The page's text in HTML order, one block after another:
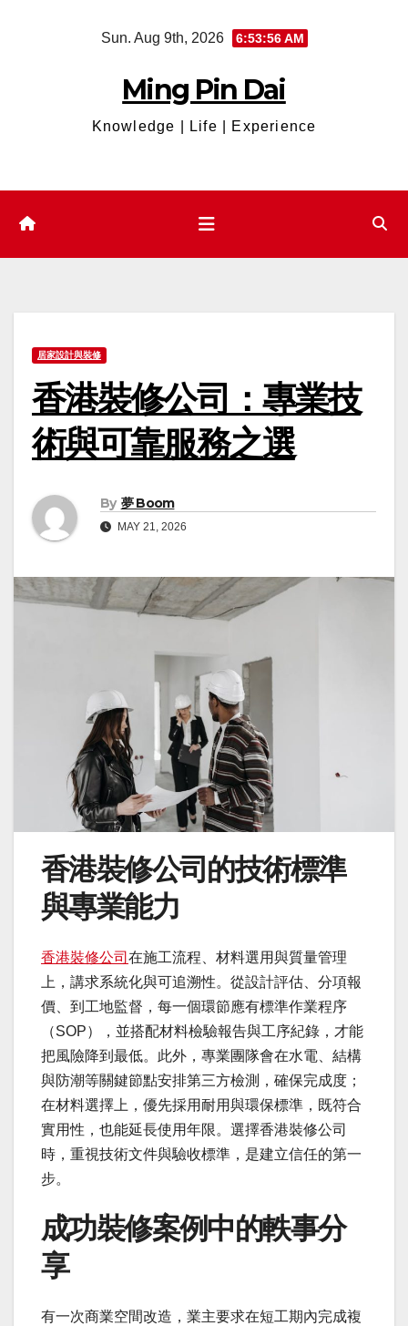
Sun. Aug 9th, 2026 6:53:57 AM
Ming Pin Dai
Knowledge | Life | Experience
居家設計與裝修
香港裝修公司：專業技
術與可靠服務之選
By 夢 Boom
MAY 21, 2026
香港裝修公司的技術標準
與專業能力
香港裝修公司 在施工流程、材料選用與質量管理
上，講求系統化與可追溯性。從設計評估、分項報
價、到工地監督，每一個環節應有標準作業程序
（SOP），並搭配材料檢驗報告與工序紀錄，才能
把風險降到最低。此外，專業團隊會在水電、結構
與防潮等關鍵節點安排第三方檢測，確保完成度；
在材料選擇上，優先採用耐用與環保標準，既符合
實用性，也能延長使用年限。選擇香港裝修公司
時，重視技術文件與驗收標準，是建立信任的第一
步。
成功裝修案例中的軼事分
享
有一次商業空間改造，業主要求在短工期內完成複